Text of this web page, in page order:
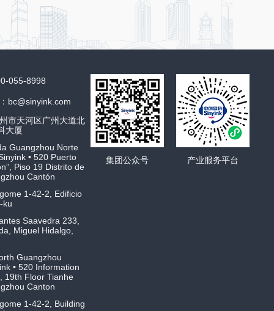
055-8998
bc@sinyink.com
市天河区广州大道北
大厦
Guangzhou Norte
• 520 Puerto
Piso 19 Distrito de
Cantón
1-42-2, Edificio
ku
Saavedra 233,
Miguel Hidalgo,
Guangzhou
• 520 Information
19th Floor Tianhe
Canton
1-42-2, Building
集团公众号 产业服务平台